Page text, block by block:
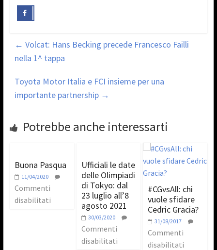
← Volcat: Hans Becking precede Francesco Failli
nella 1^ tappa
Toyota Motor Italia e FCI insieme per una
importante partnership →
Potrebbe anche interessarti
Buona Pasqua
11/04/2020
Commenti
disabilitati
Ufficiali le date
delle Olimpiadi
di Tokyo: dal
23 luglio all’8
agosto 2021
30/03/2020
Commenti
disabilitati
#CGvsAll: chi
vuole sfidare
Cedric Gracia?
31/08/2017
Commenti
disabilitati